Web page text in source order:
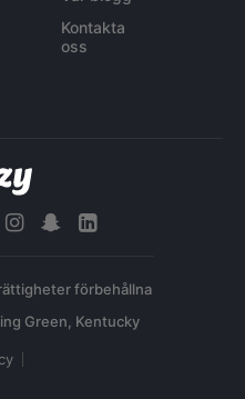
Kontakta
oss
förbehållna